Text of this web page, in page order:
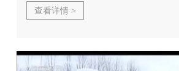
展位号：A11 共襄盛举，擘画未来！
查看详情 >